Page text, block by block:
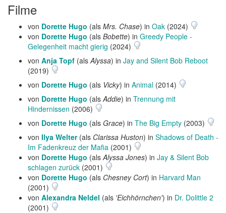
Filme
von Dorette Hugo (als Mrs. Chase) in Oak (2024)
von Dorette Hugo (als Bobette) in Greedy People -
Gelegenheit macht gierig (2024)
von Anja Topf (alsAlyssa) in Jay and Silent Bob Reboot
(2019)
von Dorette Hugo (als Vicky) in Animal (2014)
von Dorette Hugo (alsAddie) in Trennung mit
Hindernissen (2006)
von Dorette Hugo (als Grace) in The Big Empty (2003)
von Ilya Welter(als Clarissa Huston) in Shadows of Death -
Im Fadenkreuz der Mafia (2001)
von Dorette Hugo (alsAlyssa Jones) in Jay & Silent Bob
schlagen zurück (2001)
von Dorette Hugo (als Chesney Cort) in Harvard Man
(2001)
von Alexandra Neldel (als 'Eichhörnchen') in Dr. Dolittle 2
(2001)